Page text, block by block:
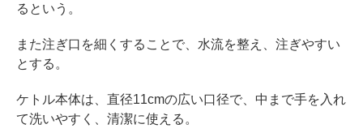
るという。
また注ぎ口を細くすることで、水流を整え、注ぎやすい
とする。
ケトル本体は、直径11cmの広い口径で、中まで手を入れ
て洗いやすく、清潔に使える。